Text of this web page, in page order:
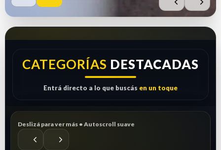
CATEGORÍAS DESTACADAS
Entrá directo a lo que buscás en un toque
Deslizá para ver más • Autoscroll suave